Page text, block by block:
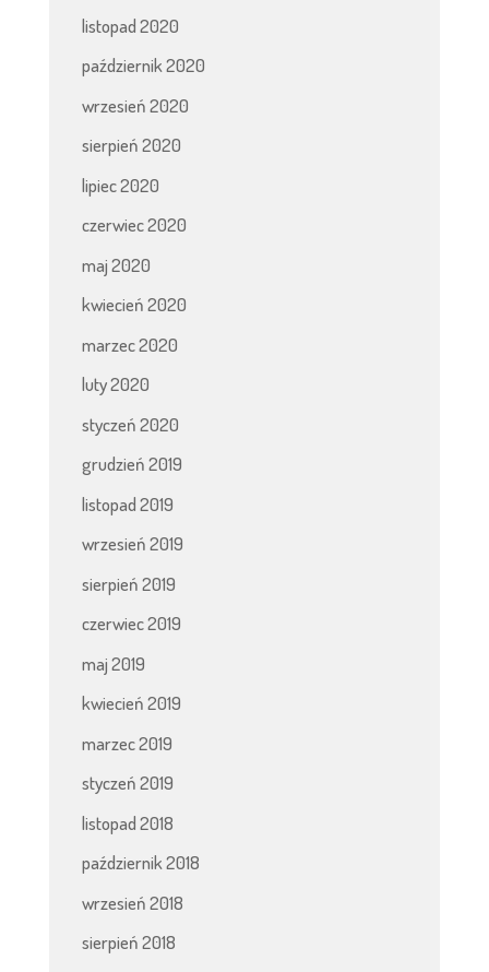
listopad 2020
październik 2020
wrzesień 2020
sierpień 2020
lipiec 2020
czerwiec 2020
maj 2020
kwiecień 2020
marzec 2020
luty 2020
styczeń 2020
grudzień 2019
listopad 2019
wrzesień 2019
sierpień 2019
czerwiec 2019
maj 2019
kwiecień 2019
marzec 2019
styczeń 2019
listopad 2018
październik 2018
wrzesień 2018
sierpień 2018